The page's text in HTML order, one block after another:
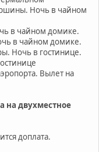
Ночь в чайном
в чайном домике.
в чайном домике.
Ночь в гостинице.
Вылет на
на двухместное
доплата.